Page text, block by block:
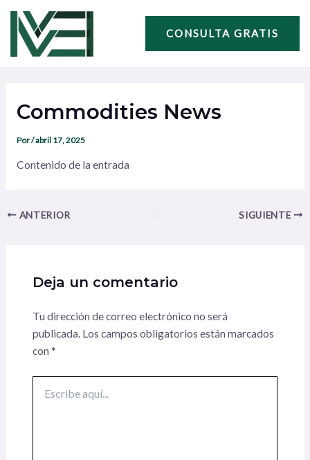
contenido
CONSULTA GRATIS
Commodities News
Por/abril 17, 2025
Contenido de la entrada
entradas
ANTERIOR SIGUIENTE
Deja un comentario
Tu dirección de correo electrónico no será
publicada. Los campos obligatorios están marcados
con *
aquí...